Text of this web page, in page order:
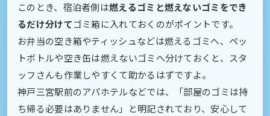
このとき、宿泊者側は燃えるゴミと燃えないゴミをでき
るだけ分けてゴミ箱に入れておくのがポイントです。
お弁当の空き箱やティッシュなどは燃えるゴミへ、ペッ
トボトルや空き缶は燃えないゴミへ分けておくと、スタ
ッフさんも作業しやすくて助かるはずですよ。
神戸三宮駅前のアパホテルなどでは、「部屋のゴミは持
ち帰る必要はありません」と明記されており、安心して